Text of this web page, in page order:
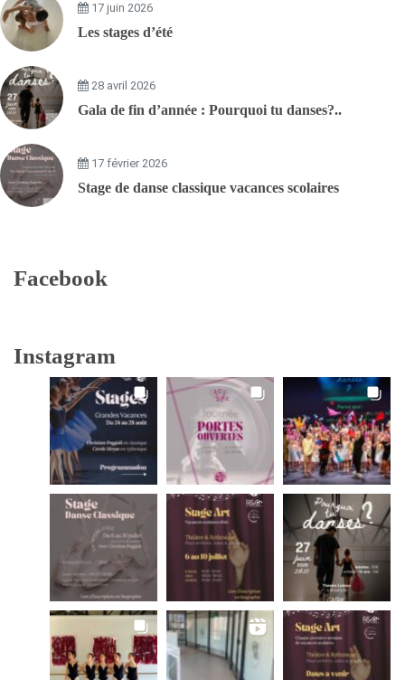
17 juin 2026
Les stages d’été
28 avril 2026
Gala de fin d’année : Pourquoi tu danses?..
17 février 2026
Stage de danse classique vacances scolaires
Facebook
Instagram